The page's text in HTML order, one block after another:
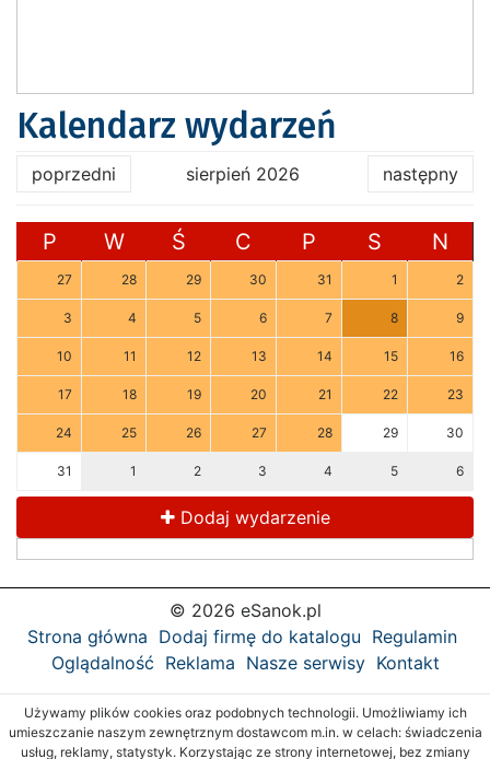
Kalendarz wydarzeń
poprzedni sierpień 2026 następny
P W Ś C P S N
27 28 29 30 31 1 2
3 4 5 6 7 8 9
10 11 12 13 14 15 16
17 18 19 20 21 22 23
24 25 26 27 28 29 30
31 1 2 3 4 5 6
Dodaj wydarzenie
© 2026 eSanok.pl
Strona główna Dodaj firmę do katalogu Regulamin
Oglądalność Reklama Nasze serwisy Kontakt
Używamy plików cookies oraz podobnych technologii. Umożliwiamy ich
umieszczanie naszym zewnętrznym dostawcom m.in. w celach: świadczenia
usług, reklamy, statystyk. Korzystając ze strony internetowej, bez zmiany